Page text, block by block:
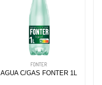
FONTER
AGUA C/GAS FONTER 1L